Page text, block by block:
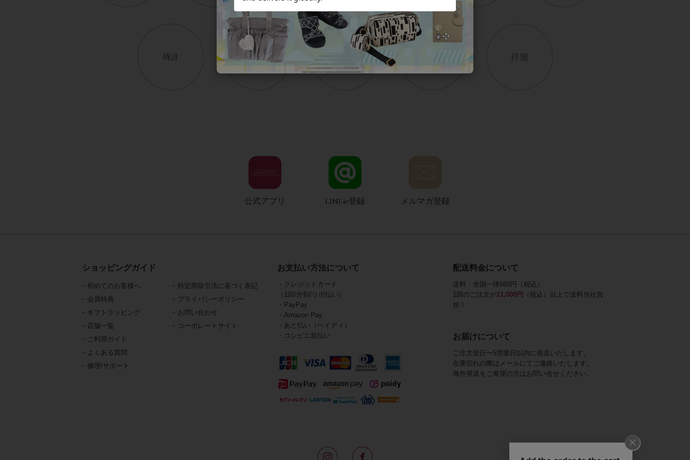
公式アプリ LINE@登録 メルマガ登録
ショッピングガイド
初めてのお客様へ
会員特典
ギフトラッピング
店舗一覧
ご利用ガイド
よくある質問
修理/サポート
特定商取引法に基づく表記
プライバシーポリシー
お問い合わせ
コーポレートサイト
お支払い方法について
・クレジットカード
（1回/分割/リボ払い）
・PayPay
・Amazon Pay
・あと払い（ペイディ）
・コンビニ前払い
配送料金について
送料：全国一律660円（税込）
1回のご注文が11,000円
（税込）以上で送料当社負
担！
お届けについて
ご注文翌日〜5営業日以内に発送いたします。
在庫切れの際はメールにてご連絡いたします。
海外発送をご希望の方はお問い合せください。